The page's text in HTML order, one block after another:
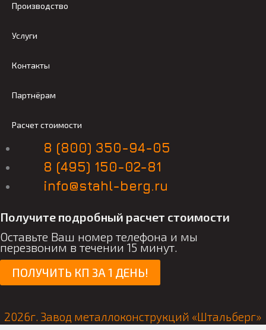
Производство
Услуги
Контакты
Партнёрам
Расчет стоимости
8 (800) 350-94-05
8 (495) 150-02-81
info@stahl-berg.ru
Получите подробный расчет стоимости
Оставьте Ваш номер телефона и мы
перезвоним в течении 15 минут.
ПОЛУЧИТЬ КП ЗА 1 ДЕНЬ!
2026г. Завод металлоконструкций «Штальберг»